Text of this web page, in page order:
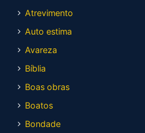
Atrevimento
Auto estima
Avareza
Bíblia
Boas obras
Boatos
Bondade